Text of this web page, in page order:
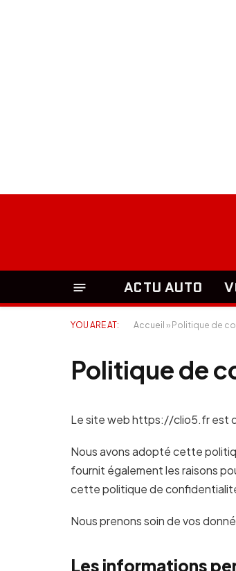
ACTU AUTO
YOU ARE AT: Accueil » Politique de
Politique de
Le site web https://clio5.fr est
Nous avons adopté cette
fournit également les raisons
cette politique de
Nous prenons soin de vos
Les informations